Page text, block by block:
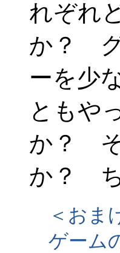
れぞれ
か？ グ
ーを少
ともや
か？ そ
か？ ち
＜おま
ゲーム